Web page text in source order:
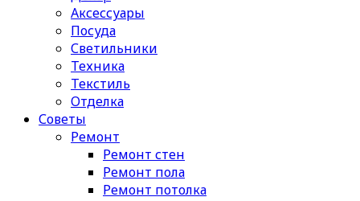
Аксессуары
Посуда
Светильники
Техника
Текстиль
Отделка
Советы
Ремонт
Ремонт стен
Ремонт пола
Ремонт потолка